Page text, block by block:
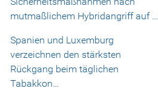
mutmaßlichem Hybridangriff auf …
Spanien und Luxemburg
verzeichnen den stärksten
Rückgang beim täglichen
Tabakkon…